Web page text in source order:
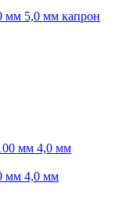
мм 5,0 мм капрон
мм 4,0 мм